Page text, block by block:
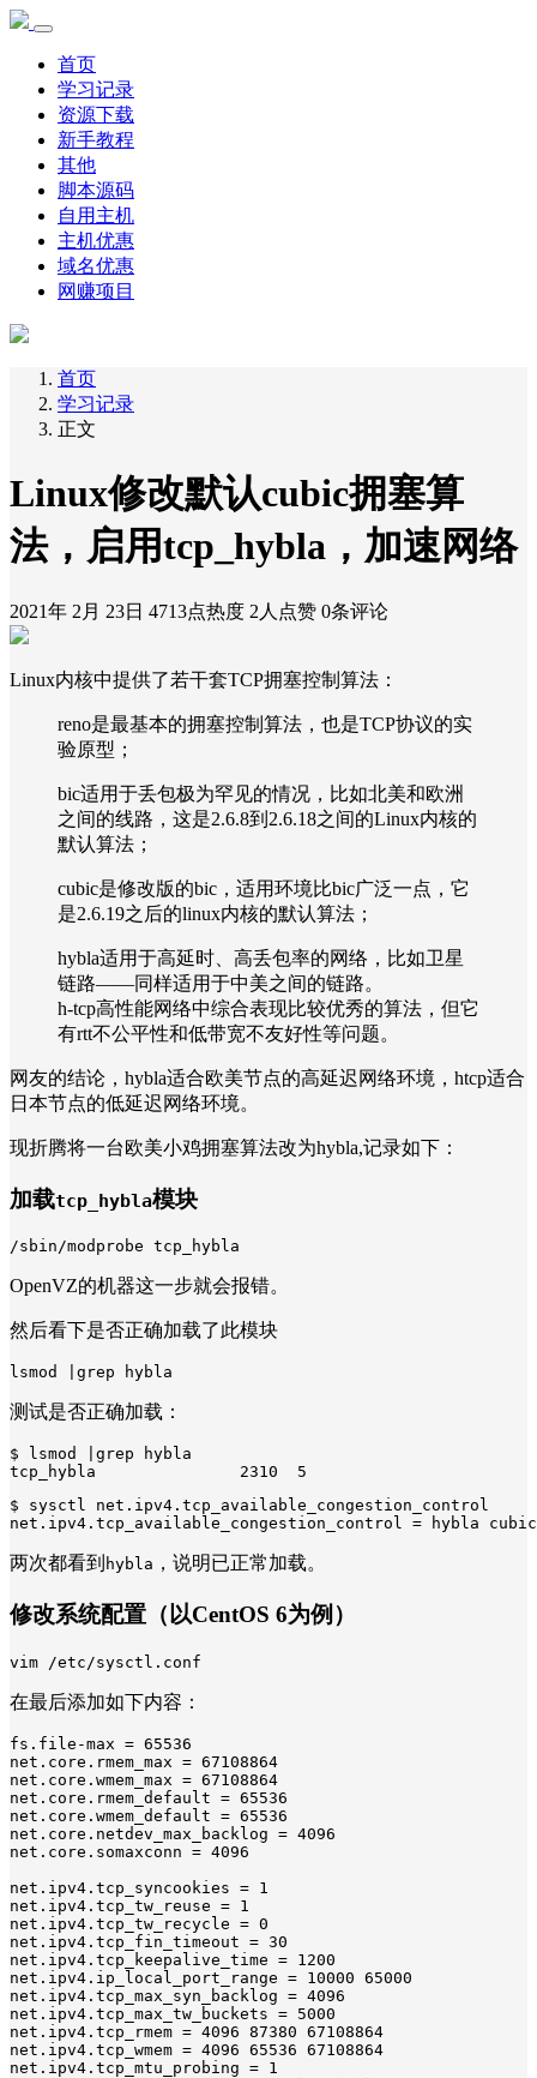
首页
学习记录
资源下载
新手教程
其他
脚本源码
自用主机
主机优惠
域名优惠
网赚项目
首页
学习记录
正文
Linux修改默认cubic拥塞算
法，启用tcp_hybla，加速网络
2021年 2月 23日 4713点热度 2人点赞 0条评论
Linux内核中提供了若干套TCP拥塞控制算法：
reno是最基本的拥塞控制算法，也是TCP协议的实
验原型；
bic适用于丢包极为罕见的情况，比如北美和欧洲
之间的线路，这是2.6.8到2.6.18之间的Linux内核的
默认算法；
cubic是修改版的bic，适用环境比bic广泛一点，它
是2.6.19之后的linux内核的默认算法；
hybla适用于高延时、高丢包率的网络，比如卫星
链路——同样适用于中美之间的链路。
h-tcp高性能网络中综合表现比较优秀的算法，但它
有rtt不公平性和低带宽不友好性等问题。
网友的结论，hybla适合欧美节点的高延迟网络环境，htcp适合
日本节点的低延迟网络环境。
现折腾将一台欧美小鸡拥塞算法改为hybla,记录如下：
加载tcp_hybla模块
/sbin/modprobe tcp_hybla
OpenVZ的机器这一步就会报错。
然后看下是否正确加载了此模块
lsmod |grep hybla
测试是否正确加载：
$
lsmod |grep hybla
tcp_hybla 2310
5
$ sysctl net.ipv4.tcp_available_congestion_control
net.ipv4.tcp_available_congestion_control = hybla
两次都看到 hybla ，说明已正常加载。
修改系统配置（以CentOS 6为例）
vim /etc/sysctl.conf
在最后添加如下内容：
fs.file-max = 65536
net.core.rmem_max = 67108864
net.core.wmem_max = 67108864
net.core.rmem_default = 65536
net.core.wmem_default = 65536
net.core.netdev_max_backlog = 4096
net.core.somaxconn = 4096
net.ipv4.tcp_syncookies = 1
net.ipv4.tcp_tw_reuse = 1
net.ipv4.tcp_tw_recycle = 0
net.ipv4.tcp_fin_timeout = 30
net.ipv4.tcp_keepalive_time = 1200
net.ipv4.ip_local_port_range = 10000 65000
net.ipv4.tcp_max_syn_backlog = 4096
net.ipv4.tcp_max_tw_buckets = 5000
net.ipv4.tcp_rmem = 4096 87380 67108864
net.ipv4.tcp_wmem = 4096 65536 67108864
net.ipv4.tcp_mtu_probing = 1